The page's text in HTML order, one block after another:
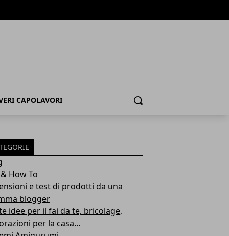
CAPOLAVORI Cerca
How To
e test di prodotti da una
blogger
idee per il fai da te, bricolage,
per la casa...